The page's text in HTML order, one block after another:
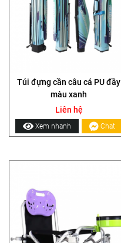
Túi đựng cần câu cá PU đầy
màu xanh
Liên hệ
Xem nhanh Chat